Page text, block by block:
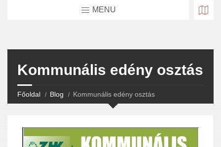
MENU
Kommunális edény osztás
Főoldal Blog Kommunális edény osztás